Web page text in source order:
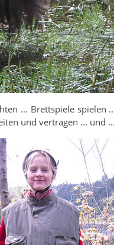
... Brettspiele
und vertragen ... und